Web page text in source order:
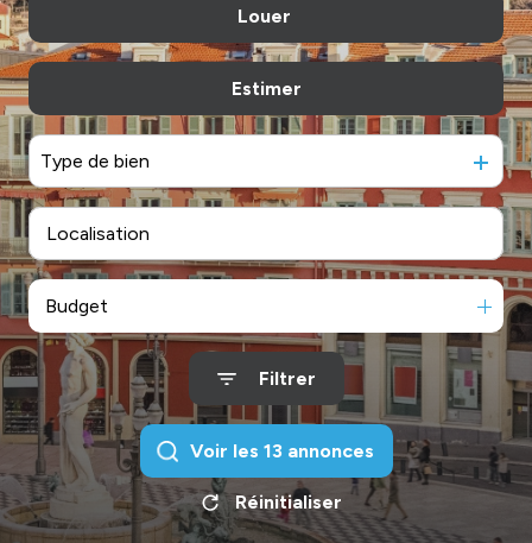
De l'immo pro
Louer
De l'immo pro
Estimer
Type de bien
Budget
Filtrer
Voir les 13 annonces
Réinitialiser